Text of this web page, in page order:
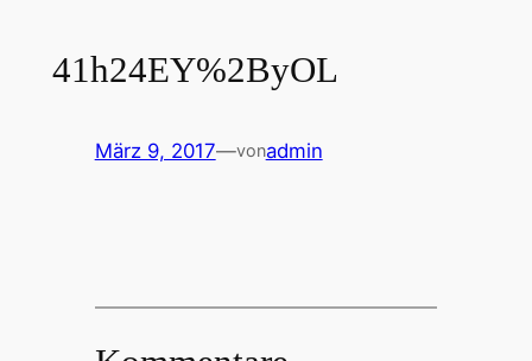
41h24EY%2ByOL
März 9, 2017—vonadmin